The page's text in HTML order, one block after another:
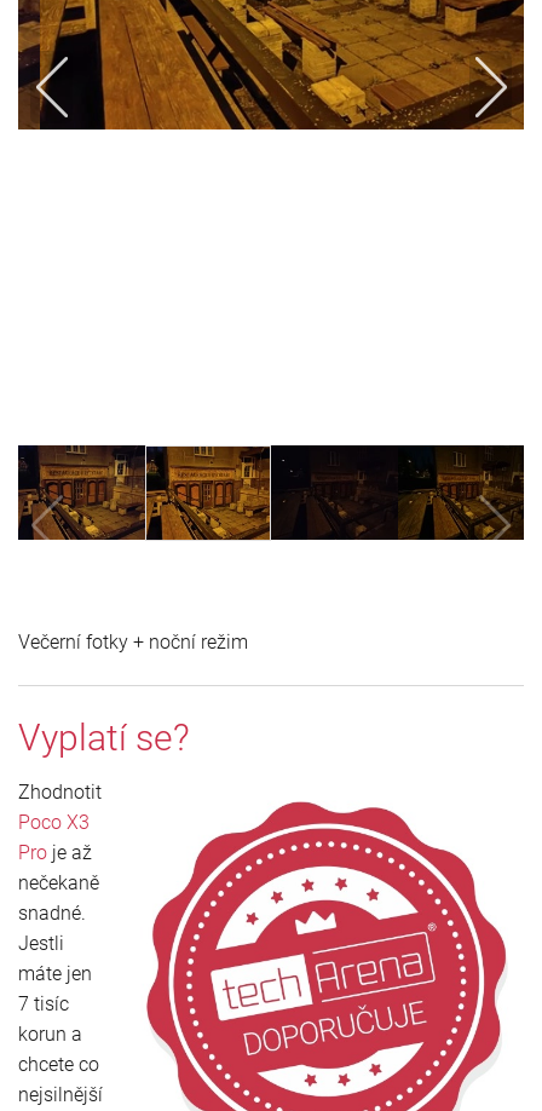
Večerní fotky + noční režim
Vyplatí se?
Zhodnotit
Poco X3
Pro je až
nečekaně
snadné.
Jestli
máte jen
7 tisíc
korun a
chcete co
nejsilnější